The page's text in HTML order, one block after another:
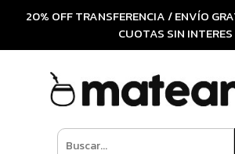
20% OFF TRANSFERENCIA / ENVÍO
CUOTAS SIN INTERES